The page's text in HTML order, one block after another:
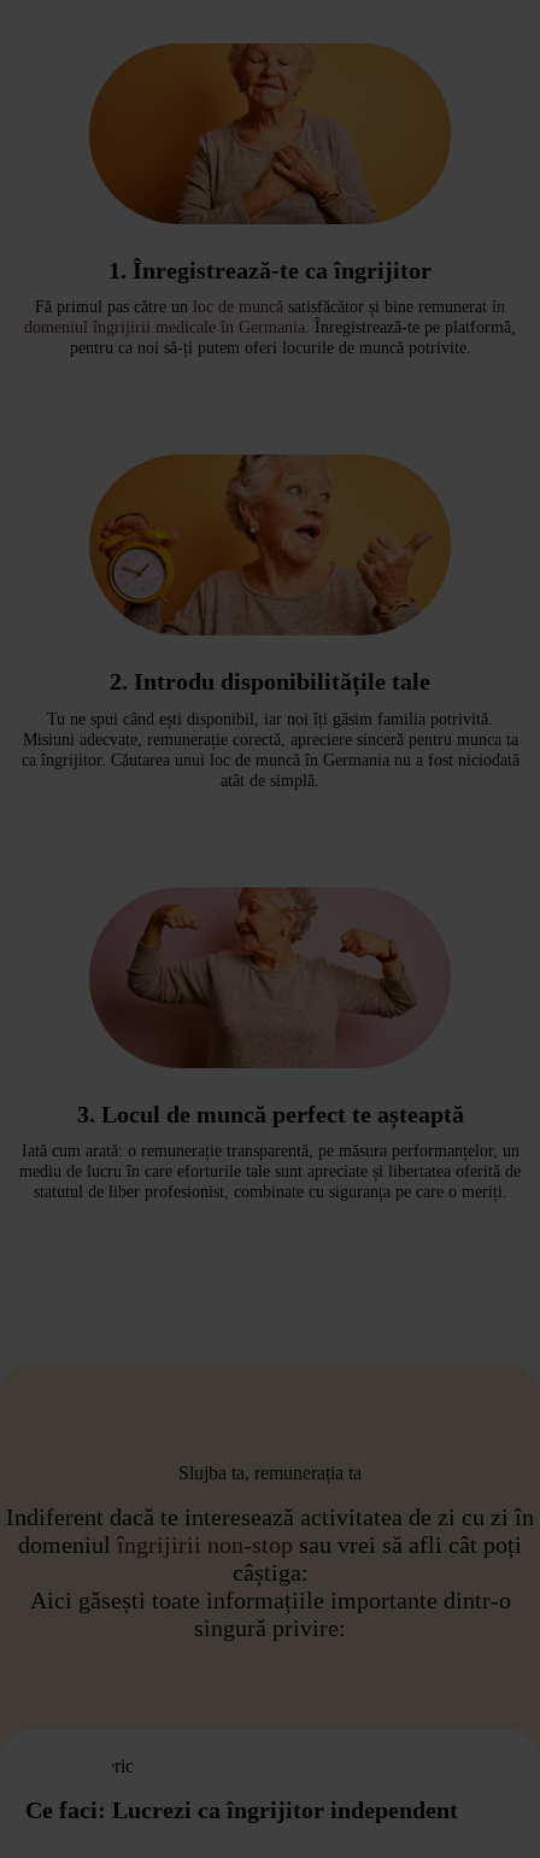
1. Înregistrează-te ca îngrijitor
Fă primul pas către un loc de muncă satisfăcător și bine remunerat în
domeniul îngrijirii medicale în Germania. Înregistrează-te pe platformă,
pentru ca noi să-ți putem oferi locurile de muncă potrivite.
2. Introdu disponibilitățile tale
Tu ne spui când ești disponibil, iar noi îți găsim familia potrivită.
Misiuni adecvate, remunerație corectă, apreciere sinceră pentru munca ta
ca îngrijitor. Căutarea unui loc de muncă în Germania nu a fost niciodată
atât de simplă.
3. Locul de muncă perfect te așteaptă
Iată cum arată: o remunerație transparentă, pe măsura performanțelor, un
mediu de lucru în care eforturile tale sunt apreciate și libertatea oferită de
statutul de liber profesionist, combinate cu siguranța pe care o meriți.
Slujba ta, remunerația ta
Indiferent dacă te interesează activitatea de zi cu zi în
domeniul îngrijirii non-stop sau vrei să afli cât poți
câștiga:
Aici găsești toate informațiile importante dintr-o
singură privire:
Ce faci: Lucrezi ca îngrijitor independent